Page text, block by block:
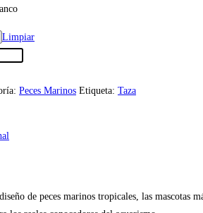
Limpiar
Peces Marinos Etiqueta: Taza
de peces marinos tropicales, las mascotas